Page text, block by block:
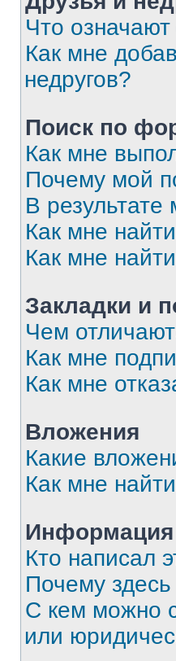
Что означают
Как мне
недругов?
Поиск по
Как мне
Почему мой
В результате
Как мне
Как мне
Закладки и
Чем
Как мне
Как мне
Вложения
Какие
Как мне
Информация
Кто написал
Почему
С кем можно
или